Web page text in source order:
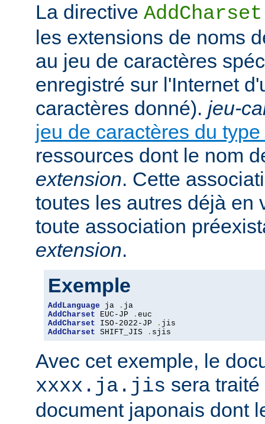
La directive AddCharset
les extensions de noms
au jeu de caractères
enregistré sur l'Internet
caractères donné). jeu-
jeu de caractères du
ressources dont le nom
extension. Cette
toutes les autres déjà en
toute association
extension.
Exemple
AddLanguage ja .
AddCharset EUC-JP .
AddCharset ISO-2022-JP .
AddCharset SHIFT_JIS . sjis
Avec cet exemple, le
xxxx.ja.jis sera
document japonais dont